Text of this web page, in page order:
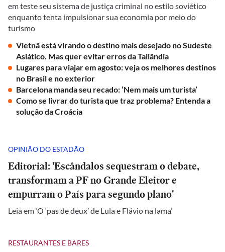
em teste seu sistema de justiça criminal no estilo soviético
enquanto tenta impulsionar sua economia por meio do
turismo
Vietnã está virando o destino mais desejado no Sudeste
Asiático. Mas quer evitar erros da Tailândia
Lugares para viajar em agosto: veja os melhores destinos
no Brasil e no exterior
Barcelona manda seu recado: ‘Nem mais um turista’
Como se livrar do turista que traz problema? Entenda a
solução da Croácia
OPINIÃO DO ESTADÃO
Editorial: 'Escândalos sequestram o debate,
transformam a PF no Grande Eleitor e
empurram o País para segundo plano'
Leia em ‘O ‘pas de deux’ de Lula e Flávio na lama’
RESTAURANTES E BARES